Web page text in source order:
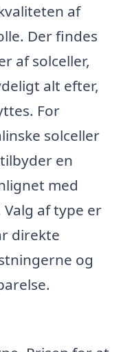
af
Der findes
af solceller,
alt efter,
For
solceller
en
med
af type er
direkte
og